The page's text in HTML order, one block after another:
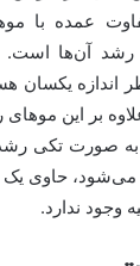
عمده با
آن‌ها است.
اندازه یکسان
بر این
صورت تکی رشد
می‌شود، حاوی
وجود ندارد.